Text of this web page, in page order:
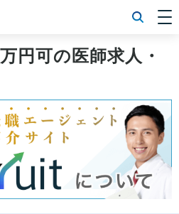
科目から探す
特徴から探す
医師転職特集
について
営者情報
バシーポリシー
円可の医師求人・